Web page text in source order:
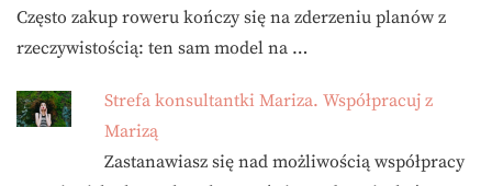
Często zakup roweru kończy się na zderzeniu planów z
rzeczywistością: ten sam model na …
Strefa konsultantki Mariza. Współpracuj z
Marizą
Zastanawiasz się nad możliwością współpracy